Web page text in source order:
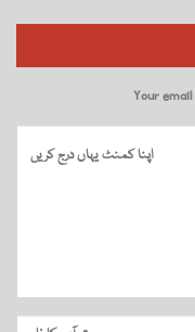
Your email